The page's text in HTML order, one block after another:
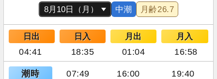
中潮 月齢26.7
日出 日入 月出 月入
04:41 18:35 01:04 16:58
潮時 07:49 16:00 19:40